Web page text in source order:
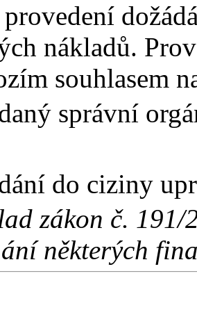
nákladů.
souhlasem
správní
do ciziny
zákon č. 191/
některých